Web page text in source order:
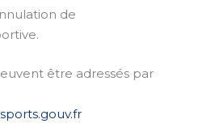
de
être adressés par